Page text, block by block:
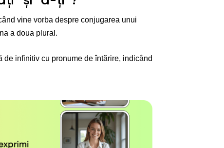
vine vorba despre conjugarea unui
a doua plural.
de infinitiv cu pronume de întărire, indicând